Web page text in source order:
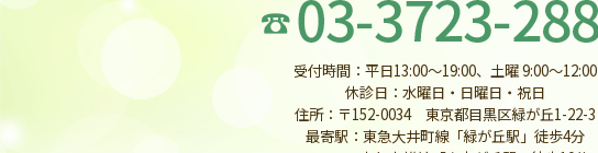
受付時間：平日13:00〜19:00、土曜 9:00〜12:00
休診日：水曜日・日曜日・祝日
住所：〒152-0034 東京都目黒区緑が丘1-22-3
最寄駅：東急大井町線「緑が丘駅」徒歩4分